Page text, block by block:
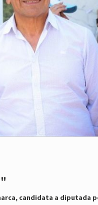
candidata a diputada